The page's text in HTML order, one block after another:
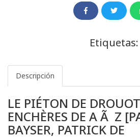
Etiquetas:
Descripción
LE PIÉTON DE
ENCHÈRES DE A Ã Z
BAYSER, PATRICK DE